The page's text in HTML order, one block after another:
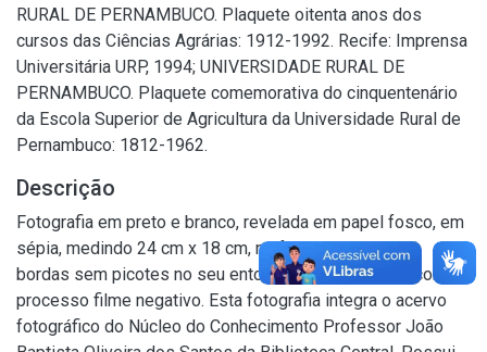
RURAL DE PERNAMBUCO. Plaquete oitenta anos dos
cursos das Ciências Agrárias: 1912-1992. Recife: Imprensa
Universitária URP, 1994; UNIVERSIDADE RURAL DE
PERNAMBUCO. Plaquete comemorativa do cinquentenário
da Escola Superior de Agricultura da Universidade Rural de
Pernambuco: 1812-1962.
Descrição
Fotografia em preto e branco, revelada em papel fosco, em
sépia, medindo 24 cm x 18 cm, no formato horizontal,
bordas sem picotes no seu entorno. Foi empregado como
processo filme negativo. Esta fotografia integra o acervo
fotográfico do Núcleo do Conhecimento Professor João